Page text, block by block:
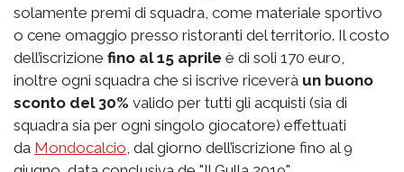
solamente premi di squadra, come materiale sportivo
o cene omaggio presso ristoranti del territorio. Il costo
dell’iscrizione fino al 15 aprile è di soli 170 euro,
inoltre ogni squadra che si iscrive riceverà un buono
sconto del 30% valido per tutti gli acquisti (sia di
squadra sia per ogni singolo giocatore) effettuati
da Mondocalcio , dal giorno dell’iscrizione fino al 9